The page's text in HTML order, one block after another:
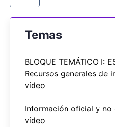
Temas
BLOQUE TEMÁTICO I:
Recursos generales de
vídeo
Información oficial y no
vídeo